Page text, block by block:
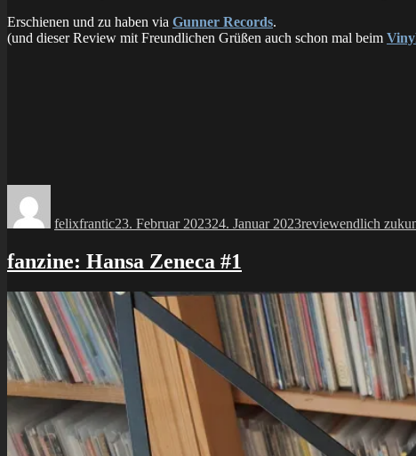
Erschienen und zu haben via Gunner Records.
(und dieser Review mit Freundlichen Grüßen auch schon mal beim
felixfrantic23. Februar 202324. Januar 2023reviewendlich
fanzine: Hansa Zeneca #1